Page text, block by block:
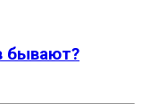
бывают?